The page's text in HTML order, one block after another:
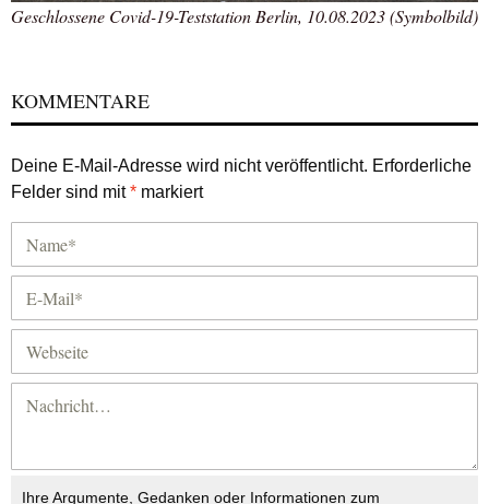
Geschlossene Covid-19-Teststation Berlin, 10.08.2023 (Symbolbild)
KOMMENTARE
Deine E-Mail-Adresse wird nicht veröffentlicht. Erforderliche
Felder sind mit* markiert
Ihre Argumente, Gedanken oder Informationen zum